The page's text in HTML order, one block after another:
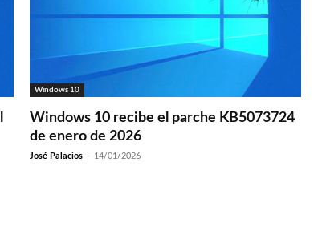
Windows 10
Windows 10 recibe el parche KB5073724
de enero de 2026
José Palacios - 14/01/2026